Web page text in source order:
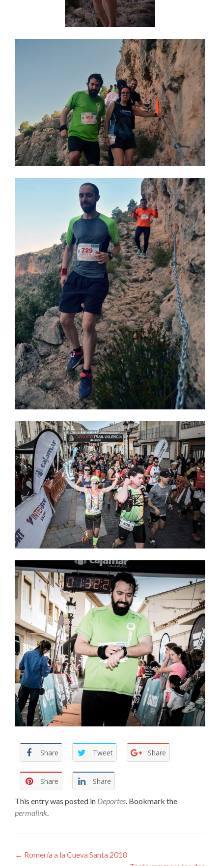
Share Tweet Share
Share Share
This entry was posted in Deportes . Bookmark the
permalink
Navegador Publicaciones
← Romería a la Cueva Santa 2018